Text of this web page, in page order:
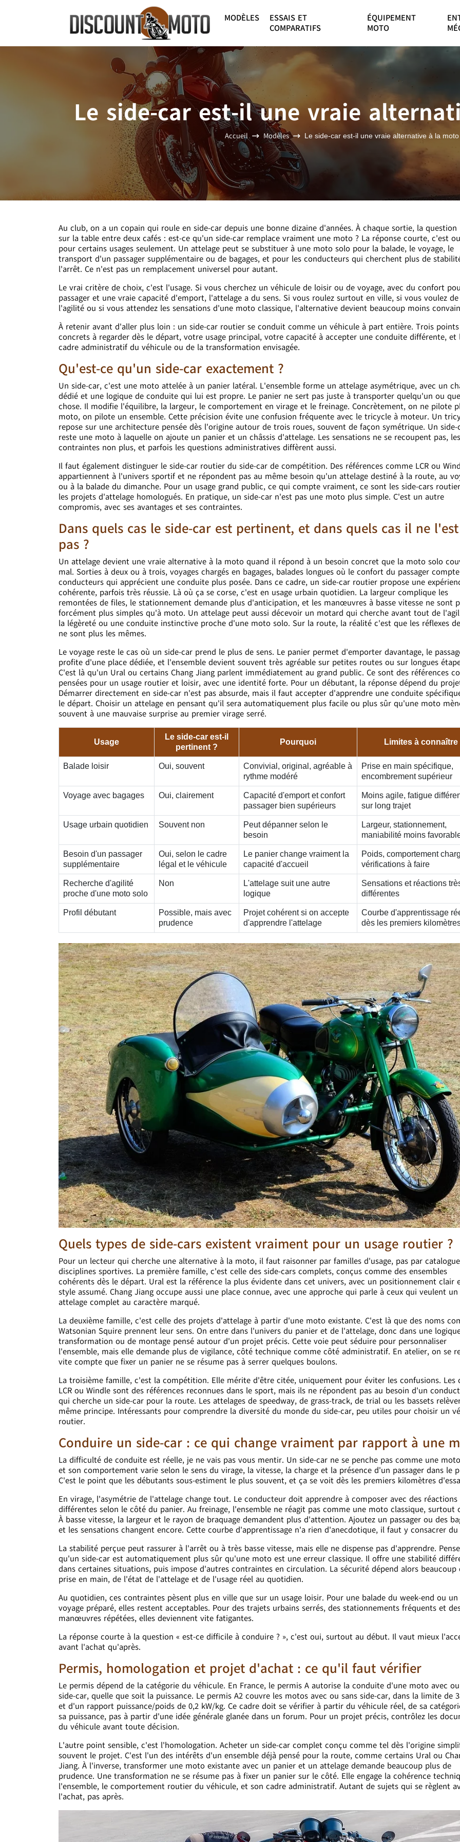
MODÈLES
ESSAIS ET
COMPARATIFS
ÉQUIPEMENT
MOTO
Le side-car est-il une vraie
Accueil Modèles Le side-car est-il une vraie alternative à la
Au club, on a un copain qui roule en side-car depuis une bonne dizaine d'années. À chaque sortie, la
sur la table entre deux cafés : est-ce qu'un side-car remplace vraiment une moto ? La réponse courte, c'est
pour certains usages seulement. Un attelage peut se substituer à une moto solo pour la balade, le voyage, le
transport d'un passager supplémentaire ou de bagages, et pour les conducteurs qui cherchent plus de
l'arrêt. Ce n'est pas un remplacement universel pour autant.
Le vrai critère de choix, c'est l'usage. Si vous cherchez un véhicule de loisir ou de voyage, avec du confort
passager et une vraie capacité d'emport, l'attelage a du sens. Si vous roulez surtout en ville, si vous voulez de
l'agilité ou si vous attendez les sensations d'une moto classique, l'alternative devient beaucoup moins
À retenir avant d'aller plus loin : un side-car routier se conduit comme un véhicule à part entière. Trois points
concrets à regarder dès le départ, votre usage principal, votre capacité à accepter une conduite différente, et
cadre administratif du véhicule ou de la transformation envisagée.
Qu'est-ce qu'un side-car exactement ?
Un side-car, c'est une moto attelée à un panier latéral. L'ensemble forme un attelage asymétrique, avec un
dédié et une logique de conduite qui lui est propre. Le panier ne sert pas juste à transporter quelqu'un ou
chose. Il modifie l'équilibre, la largeur, le comportement en virage et le freinage. Concrètement, on ne pilote
moto, on pilote un ensemble. Cette précision évite une confusion fréquente avec le tricycle à moteur. Un
repose sur une architecture pensée dès l'origine autour de trois roues, souvent de façon symétrique. Un side-
reste une moto à laquelle on ajoute un panier et un châssis d'attelage. Les sensations ne se recoupent pas, les
contraintes non plus, et parfois les questions administratives diffèrent aussi.
Il faut également distinguer le side-car routier du side-car de compétition. Des références comme LCR ou
appartiennent à l'univers sportif et ne répondent pas au même besoin qu'un attelage destiné à la route, au
ou à la balade du dimanche. Pour un usage grand public, ce qui compte vraiment, ce sont les side-cars
les projets d'attelage homologués. En pratique, un side-car n'est pas une moto plus simple. C'est un autre
compromis, avec ses avantages et ses contraintes.
Dans quels cas le side-car est pertinent, et dans quels cas il ne l'est
pas ?
Un attelage devient une vraie alternative à la moto quand il répond à un besoin concret que la moto solo
mal. Sorties à deux ou à trois, voyages chargés en bagages, balades longues où le confort du passager
conducteurs qui apprécient une conduite plus posée. Dans ce cadre, un side-car routier propose une
cohérente, parfois très réussie. Là où ça se corse, c'est en usage urbain quotidien. La largeur complique les
remontées de files, le stationnement demande plus d'anticipation, et les manœuvres à basse vitesse ne sont
forcément plus simples qu'à moto. Un attelage peut aussi décevoir un motard qui cherche avant tout de
la légèreté ou une conduite instinctive proche d'une moto solo. Sur la route, la réalité c'est que les réflexes
ne sont plus les mêmes.
Le voyage reste le cas où un side-car prend le plus de sens. Le panier permet d'emporter davantage, le
profite d'une place dédiée, et l'ensemble devient souvent très agréable sur petites routes ou sur longues
C'est là qu'un Ural ou certains Chang Jiang parlent immédiatement au grand public. Ce sont des références
pensées pour un usage routier et loisir, avec une identité forte. Pour un débutant, la réponse dépend du
Démarrer directement en side-car n'est pas absurde, mais il faut accepter d'apprendre une conduite
le départ. Choisir un attelage en pensant qu'il sera automatiquement plus facile ou plus sûr qu'une moto
souvent à une mauvaise surprise au premier virage serré.
Usage
Le side-car est-il
pertinent ?
Pourquoi Limites à connaître
Balade loisir Oui, souvent
Convivial, original, agréable à
rythme modéré
Prise en main spécifique,
encombrement supérieur
Voyage avec bagages Oui, clairement
Capacité d'emport et confort
passager bien supérieurs
Moins agile, fatigue
sur long trajet
Usage urbain quotidien Souvent non
Peut dépanner selon le
besoin
Largeur, stationnement,
maniabilité moins
Besoin d'un passager
supplémentaire
Oui, selon le cadre
légal et le véhicule
Le panier change vraiment la
capacité d'accueil
Poids, comportement
vérifications à faire
Recherche d'agilité
proche d'une moto solo
Non
L'attelage suit une autre
logique
Sensations et réactions
différentes
Profil débutant
Possible, mais avec
prudence
Projet cohérent si on accepte
d'apprendre l'attelage
Courbe d'apprentissage
dès les premiers
Quels types de side-cars existent vraiment pour un usage routier ?
Pour un lecteur qui cherche une alternative à la moto, il faut raisonner par familles d'usage, pas par
disciplines sportives. La première famille, c'est celle des side-cars complets, conçus comme des ensembles
cohérents dès le départ. Ural est la référence la plus évidente dans cet univers, avec un positionnement clair
style assumé. Chang Jiang occupe aussi une place connue, avec une approche qui parle à ceux qui veulent un
attelage complet au caractère marqué.
La deuxième famille, c'est celle des projets d'attelage à partir d'une moto existante. C'est là que des noms
Watsonian Squire prennent leur sens. On entre dans l'univers du panier et de l'attelage, donc dans une
transformation ou de montage pensé autour d'un projet précis. Cette voie peut séduire pour personnaliser
l'ensemble, mais elle demande plus de vigilance, côté technique comme côté administratif. En atelier, on se
vite compte que fixer un panier ne se résume pas à serrer quelques boulons.
La troisième famille, c'est la compétition. Elle mérite d'être citée, uniquement pour éviter les confusions. Les
LCR ou Windle sont des références reconnues dans le sport, mais ils ne répondent pas au besoin d'un
qui cherche un side-car pour la route. Les attelages de speedway, de grass-track, de trial ou les bassets
même principe. Intéressants pour comprendre la diversité du monde du side-car, peu utiles pour choisir un
routier.
Conduire un side-car : ce qui change vraiment par rapport à une
La difficulté de conduite est réelle, je ne vais pas vous mentir. Un side-car ne se penche pas comme une
et son comportement varie selon le sens du virage, la vitesse, la charge et la présence d'un passager dans le
C'est le point que les débutants sous-estiment le plus souvent, et ça se voit dès les premiers kilomètres
En virage, l'asymétrie de l'attelage change tout. Le conducteur doit apprendre à composer avec des réactions
différentes selon le côté du panier. Au freinage, l'ensemble ne réagit pas comme une moto classique, surtout
À basse vitesse, la largeur et le rayon de braquage demandent plus d'attention. Ajoutez un passager ou des
et les sensations changent encore. Cette courbe d'apprentissage n'a rien d'anecdotique, il faut y consacrer
La stabilité perçue peut rassurer à l'arrêt ou à très basse vitesse, mais elle ne dispense pas d'apprendre.
qu'un side-car est automatiquement plus sûr qu'une moto est une erreur classique. Il offre une stabilité
dans certaines situations, puis impose d'autres contraintes en circulation. La sécurité dépend alors beaucoup
prise en main, de l'état de l'attelage et de l'usage réel au quotidien.
Au quotidien, ces contraintes pèsent plus en ville que sur un usage loisir. Pour une balade du week-end ou un
voyage préparé, elles restent acceptables. Pour des trajets urbains serrés, des stationnements fréquents et
manœuvres répétées, elles deviennent vite fatigantes.
La réponse courte à la question « est-ce difficile à conduire ? », c'est oui, surtout au début. Il vaut mieux
avant l'achat qu'après.
Permis, homologation et projet d'achat : ce qu'il faut vérifier
Le permis dépend de la catégorie du véhicule. En France, le permis A autorise la conduite d'une moto avec
side-car, quelle que soit la puissance. Le permis A2 couvre les motos avec ou sans side-car, dans la limite de
et d'un rapport puissance/poids de 0,2 kW/kg. Ce cadre doit se vérifier à partir du véhicule réel, de sa
sa puissance, pas à partir d'une idée générale glanée dans un forum. Pour un projet précis, contrôlez les
du véhicule avant toute décision.
L'autre point sensible, c'est l'homologation. Acheter un side-car complet conçu comme tel dès l'origine
souvent le projet. C'est l'un des intérêts d'un ensemble déjà pensé pour la route, comme certains Ural ou
Jiang. À l'inverse, transformer une moto existante avec un panier et un attelage demande beaucoup plus de
prudence. Une transformation ne se résume pas à fixer un panier sur le côté. Elle engage la cohérence
l'ensemble, le comportement routier du véhicule, et son cadre administratif. Autant de sujets qui se règlent
l'achat, pas après.